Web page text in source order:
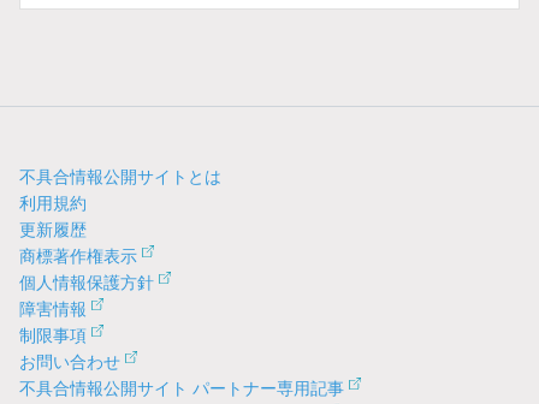
不具合情報公開サイトとは
利用規約
更新履歴
商標著作権表示
個人情報保護方針
障害情報
制限事項
お問い合わせ
不具合情報公開サイト パートナー専用記事